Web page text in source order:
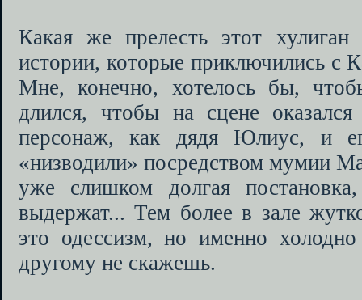
Какая же прелесть этот
истории, которые приключились
Мне, конечно, хотелось бы,
длился, чтобы на сцене
персонаж, как дядя Юлиус, и
«низводили» посредством мумии
уже слишком долгая
выдержат... Тем более в зале
это одессизм, но именно
другому не скажешь.